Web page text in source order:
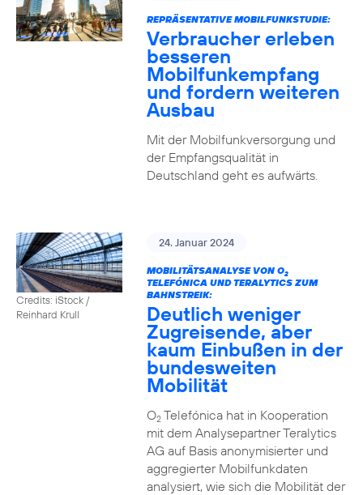
REPRÄSENTATIVE MOBILFUNKSTUDIE:
Verbraucher erleben
besseren
Mobilfunkempfang
und fordern weiteren
Ausbau
Mit der Mobilfunkversorgung und
der Empfangsqualität in
Deutschland geht es aufwärts.
Credits: iStock /
Reinhard Krull
24. Januar 2024
MOBILITÄTSANALYSE VON O2
TELEFÓNICA UND TERALYTICS ZUM
BAHNSTREIK:
Deutlich weniger
Zugreisende, aber
kaum Einbußen in der
bundesweiten
Mobilität
O2Telefónica hat in Kooperation
mit dem Analysepartner Teralytics
AG auf Basis anonymisierter und
aggregierter Mobilfunkdaten
analysiert, wie sich die Mobilität der